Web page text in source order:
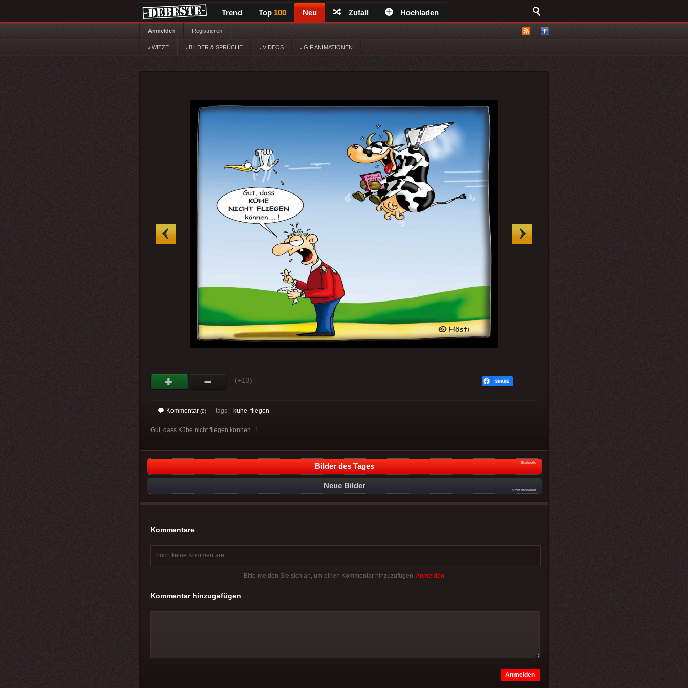
Trend Top 100 Neu Zufall Hochladen
Anmelden Registrieren
WITZE BILDER & SPRÜCHE VIDEOS GIF ANIMATIONEN
(+13)
Kommentar (0) tags: kühe fliegen
Gut, dass Kühe nicht fliegen können...!
Bilder des Tages Startseite
Neue Bilder
nicht moderiert
Kommentare
noch keine Kommentare
Bitte melden Sie sich an, um einen Kommentar hinzuzufügen. Anmelden
Kommentar hinzugefügen